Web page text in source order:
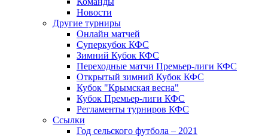
Новости
Другие турниры
Онлайн матчей
Суперкубок КФС
Зимний Кубок КФС
Переходные матчи Премьер-лиги КФС
Открытый зимний Кубок КФС
Кубок "Крымская весна"
Кубок Премьер-лиги КФС
Регламенты турниров КФС
Ссылки
Год сельского футбола – 2021